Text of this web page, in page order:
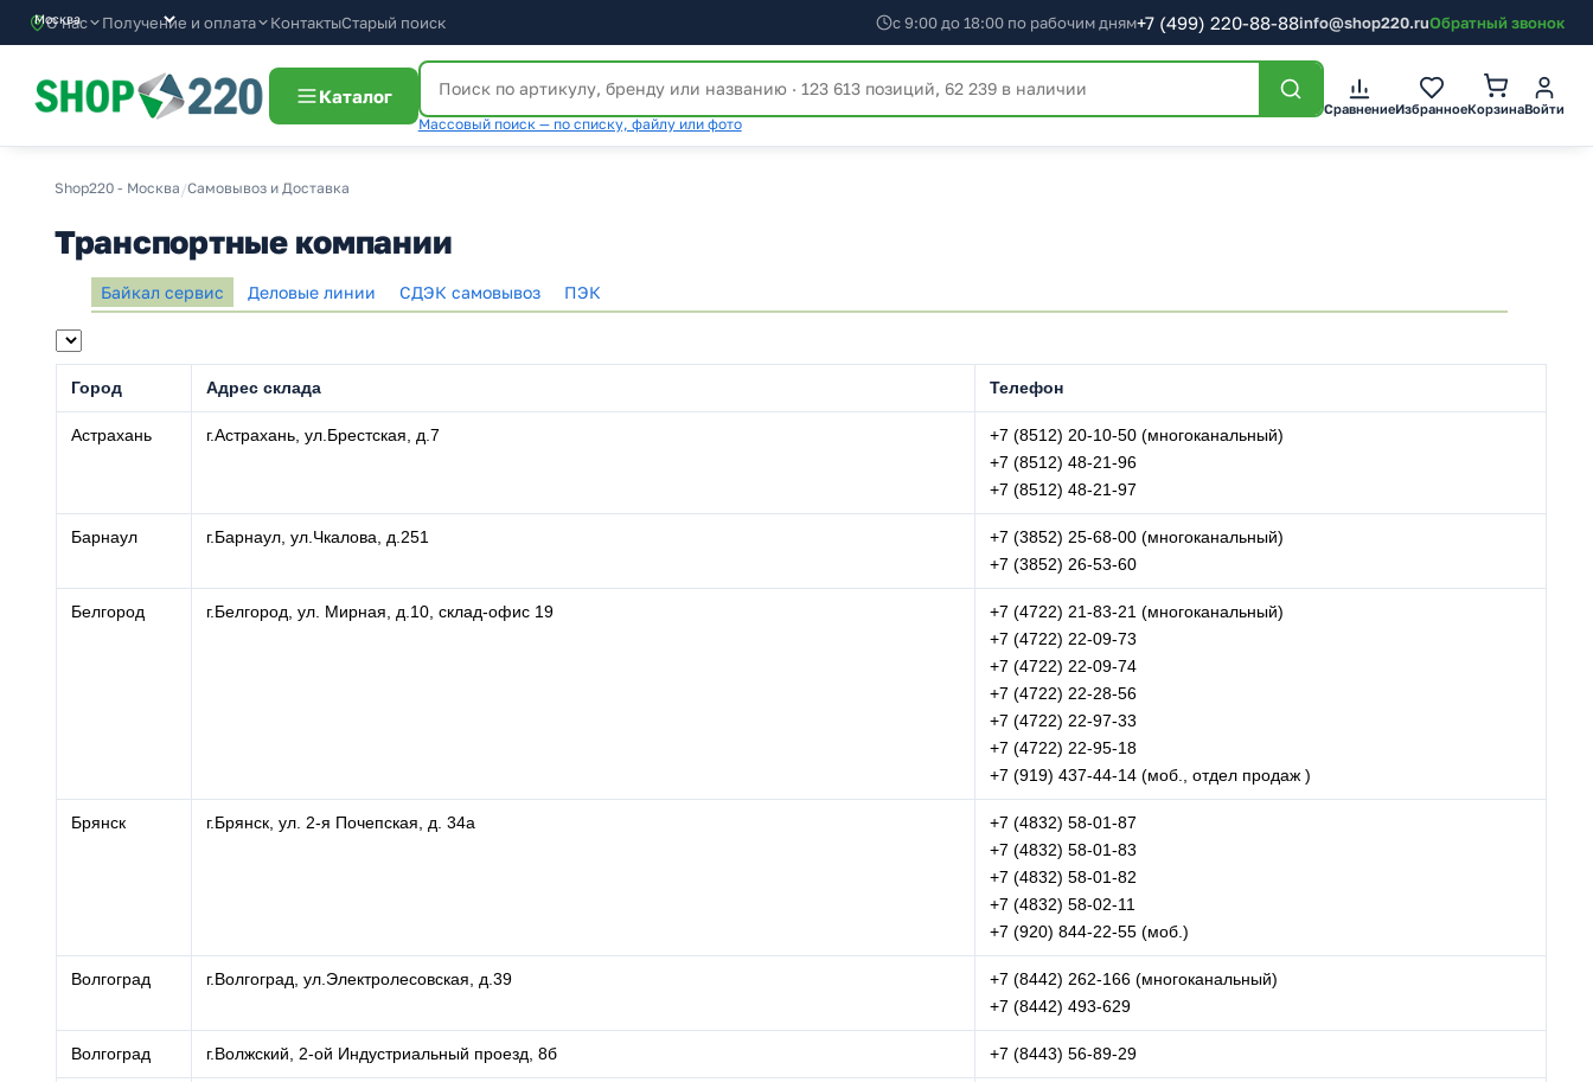
О нас Получение и оплата КонтактыСтарый поиск с 9:00 до 18:00 по рабочим дням+7 (499) 220-88-88info@shop220.ruОбратный звонок
Каталог
Массовый поиск — по списку, файлу или фото
СравнениеИзбранноеКорзинаВойти
Shop220 - Москва /Самовывоз и Доставка
Транспортные компании
Байкал сервис Деловые линии СДЭК самовывоз ПЭК
Город Адрес склада Телефон
Астрахань г.Астрахань, ул.Брестская, д.7
+7 (8512) 20-10-50 (многоканальный)
+7 (8512) 48-21-96
+7 (8512) 48-21-97
Барнаул г.Барнаул, ул.Чкалова, д.251
+7 (3852) 25-68-00 (многоканальный)
+7 (3852) 26-53-60
Белгород г.Белгород, ул. Мирная, д.10, склад-офис 19
+7 (4722) 21-83-21 (многоканальный)
+7 (4722) 22-09-73
+7 (4722) 22-09-74
+7 (4722) 22-28-56
+7 (4722) 22-97-33
+7 (4722) 22-95-18
+7 (919) 437-44-14 (моб., отдел продаж )
Брянск г.Брянск, ул. 2-я Почепская, д. 34а
+7 (4832) 58-01-87
+7 (4832) 58-01-83
+7 (4832) 58-01-82
+7 (4832) 58-02-11
+7 (920) 844-22-55 (моб.)
Волгоград г.Волгоград, ул.Электролесовская, д.39
+7 (8442) 262-166 (многоканальный)
+7 (8442) 493-629
Волгоград г.Волжский, 2-ой Индустриальный проезд, 8б +7 (8443) 56-89-29